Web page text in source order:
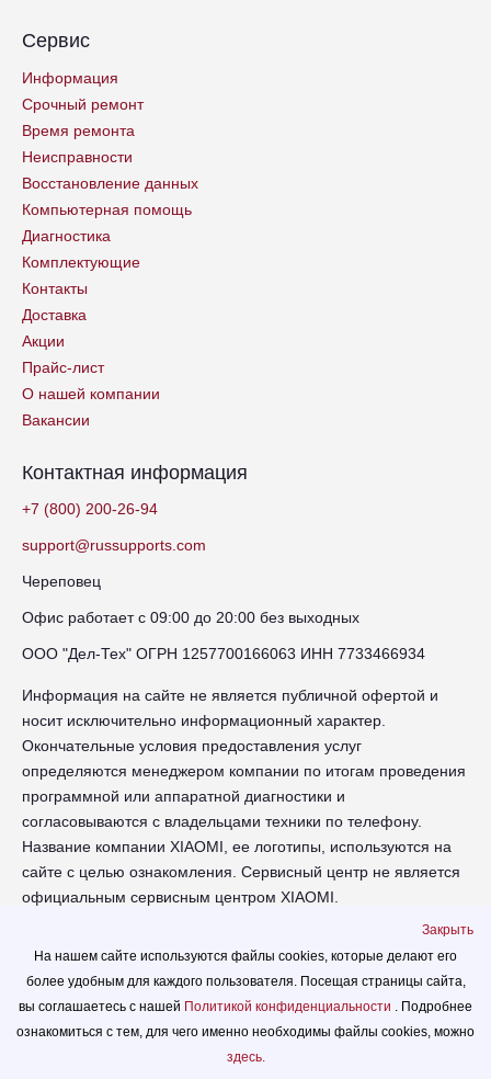
Сервис
Информация
Срочный ремонт
Время ремонта
Неисправности
Восстановление данных
Компьютерная помощь
Диагностика
Комплектующие
Контакты
Доставка
Акции
Прайс-лист
О нашей компании
Вакансии
Контактная информация
+7 (800) 200-26-94
support@russupports.com
Череповец
Офис работает с 09:00 до 20:00 без выходных
ООО "Дел-Тех" ОГРН 1257700166063 ИНН 7733466934
Информация на сайте не является публичной офертой и
носит исключительно информационный характер.
Окончательные условия предоставления услуг
определяются менеджером компании по итогам проведения
программной или аппаратной диагностики и
согласовываются с владельцами техники по телефону.
Название компании XIAOMI, ее логотипы, используются на
сайте с целью ознакомления. Сервисный центр не является
официальным сервисным центром XIAOMI.
chr-xiaomi.russupports.com - Сервисный центр XIAOMI в
Череповце - сайт сервисного центра RUSSUPPORT по
ремонту техники XIAOMI
© 2026.
Политика конфиденциальности
На нашем сайте используются файлы cookies, которые делают его
более удобным для каждого пользователя. Посещая страницы сайта,
вы соглашаетесь с нашей Политикой конфиденциальности . Подробнее
ознакомиться с тем, для чего именно необходимы файлы сookies, можно
здесь.
Закрыть